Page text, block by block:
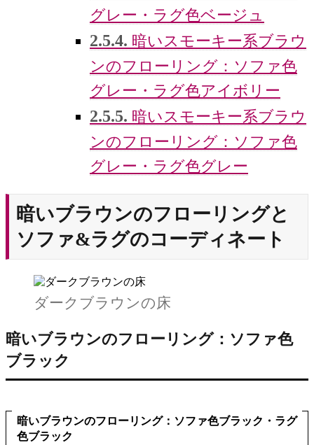
グレー・ラグ色ベージュ
2.5.4. 暗いスモーキー系ブラウ
ンのフローリング：ソファ色
グレー・ラグ色アイボリー
2.5.5. 暗いスモーキー系ブラウ
ンのフローリング：ソファ色
グレー・ラグ色グレー
暗いブラウンのフローリングと
ソファ&ラグのコーディネート
ダークブラウンの床
暗いブラウンのフローリング：ソファ色
ブラック
暗いブラウンのフローリング：ソファ色ブラック・ラグ
色ブラック